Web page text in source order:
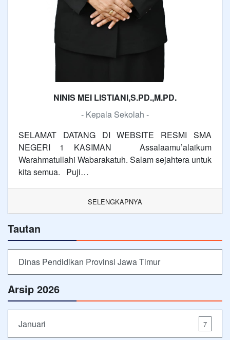
NINIS MEI LISTIANI,S.PD.,M.PD.
- Kepala Sekolah -
SELAMAT DATANG DI WEBSITE RESMI SMA
NEGERI 1 KASIMAN Assalaamu’alaikum
Warahmatullahi Wabarakatuh. Salam sejahtera untuk
kita semua. Puji…
SELENGKAPNYA
Tautan
Dinas Pendidikan Provinsi Jawa Timur
Arsip 2026
Januari 7